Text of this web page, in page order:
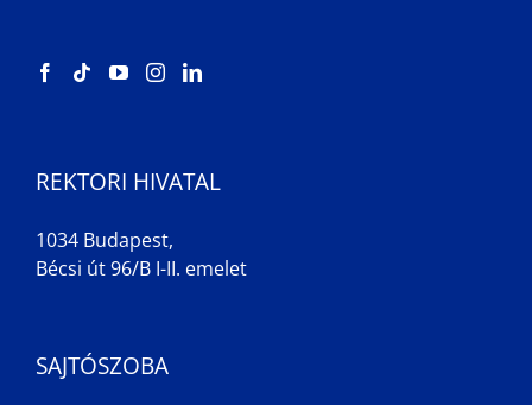
REKTORI HIVATAL
1034 Budapest,
Bécsi út 96/B I-II. emelet
SAJTÓSZOBA